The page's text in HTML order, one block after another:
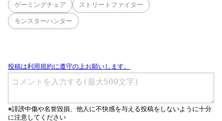
ゲーミングチェア ストリートファイター
モンスターハンター